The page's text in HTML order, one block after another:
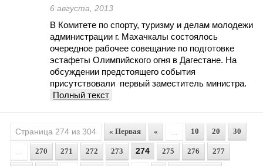
6 августа, 2013
В Комитете по спорту, туризму и делам молодежи
администрации г. Махачкалы состоялось
очередное рабочее совещание по подготовке
эстафеты Олимпийского огня в Дагестане. На
обсуждении предстоящего события
присутствовали первый заместитель министра.
Полный текст
Страница 274 из 304 « Первая « 10 20 30
270 271 272 273 274 275 276 277